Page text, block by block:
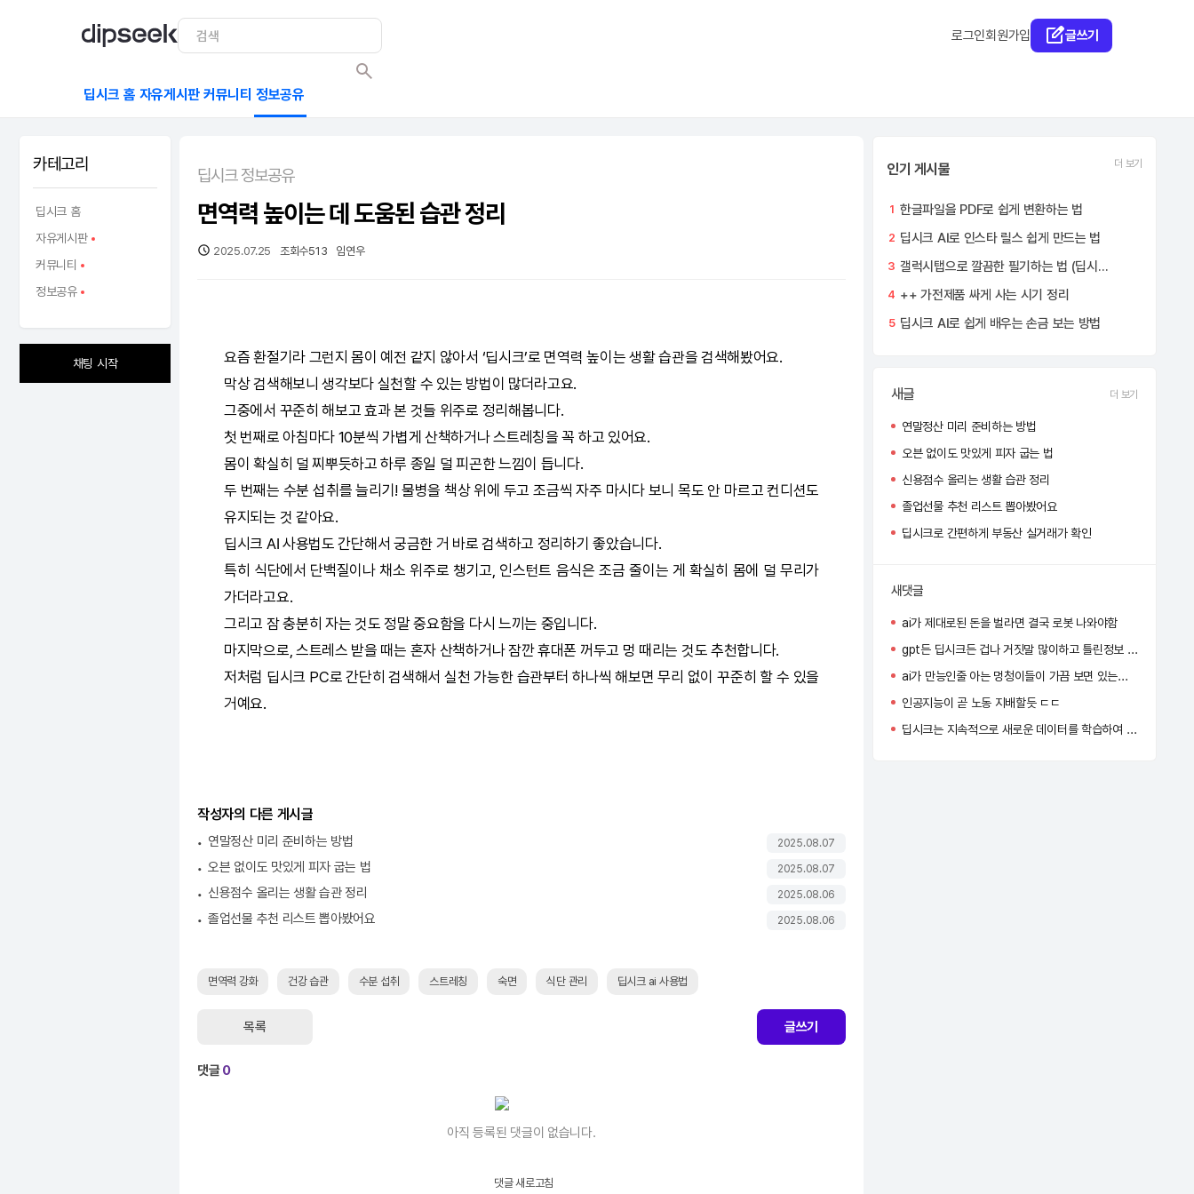
로그인회원가입 글쓰기
딥시크 홈 자유게시판 커뮤니티 정보공유
카테고리
딥시크 홈
자유게시판
커뮤니티
정보공유
채팅 시작
딥시크 정보공유
면역력 높이는 데 도움된 습관 정리
2025.07.25 조회수513 임연우
요즘 환절기라 그런지 몸이 예전 같지 않아서 ‘딥시크’로 면역력 높이는 생활 습관을 검색해봤어요.
막상 검색해보니 생각보다 실천할 수 있는 방법이 많더라고요.
그중에서 꾸준히 해보고 효과 본 것들 위주로 정리해봅니다.
첫 번째로 아침마다 10분씩 가볍게 산책하거나 스트레칭을 꼭 하고 있어요.
몸이 확실히 덜 찌뿌듯하고 하루 종일 덜 피곤한 느낌이 듭니다.
두 번째는 수분 섭취를 늘리기! 물병을 책상 위에 두고 조금씩 자주 마시다 보니 목도 안 마르고 컨디션도
유지되는 것 같아요.
딥시크 AI 사용법도 간단해서 궁금한 거 바로 검색하고 정리하기 좋았습니다.
특히 식단에서 단백질이나 채소 위주로 챙기고, 인스턴트 음식은 조금 줄이는 게 확실히 몸에 덜 무리가
가더라고요.
그리고 잠 충분히 자는 것도 정말 중요함을 다시 느끼는 중입니다.
마지막으로, 스트레스 받을 때는 혼자 산책하거나 잠깐 휴대폰 꺼두고 멍 때리는 것도 추천합니다.
저처럼 딥시크 PC로 간단히 검색해서 실천 가능한 습관부터 하나씩 해보면 무리 없이 꾸준히 할 수 있을
거예요.
작성자의 다른 게시글
연말정산 미리 준비하는 방법 2025.08.07
오븐 없이도 맛있게 피자 굽는 법 2025.08.07
신용점수 올리는 생활 습관 정리 2025.08.06
졸업선물 추천 리스트 뽑아봤어요 2025.08.06
면역력 강화 건강 습관 수분 섭취 스트레칭 숙면 식단 관리 딥시크 ai 사용법
목록 글쓰기
댓글0
아직 등록된 댓글이 없습니다.
댓글 새로고침
인기 게시물 더 보기
1 한글파일을 PDF로 쉽게 변환하는 법
2 딥시크 AI로 인스타 릴스 쉽게 만드는 법
3 갤럭시탭으로 깔끔한 필기하는 법 (딥시크 AI 활용)
4 ++ 가전제품 싸게 사는 시기 정리
5 딥시크 AI로 쉽게 배우는 손금 보는 방법
새글 더 보기
연말정산 미리 준비하는 방법
오븐 없이도 맛있게 피자 굽는 법
신용점수 올리는 생활 습관 정리
졸업선물 추천 리스트 뽑아봤어요
딥시크로 간편하게 부동산 실거래가 확인
새댓글
ai가 제대로된 돈을 벌라면 결국 로봇 나와야함
gpt든 딥시크든 겁나 거짓말 많이하고 틀린정보 줘서 별로임
ai가 만능인줄 아는 멍청이들이 가끔 보면 있는데 사람 지능이 엄청 똑똑한걸 알아야한다
인공지능이 곧 노동 지배할듯 ㄷㄷ
딥시크는 지속적으로 새로운 데이터를 학습하여 자신의 성능을 얼마나 개선하고 있어?